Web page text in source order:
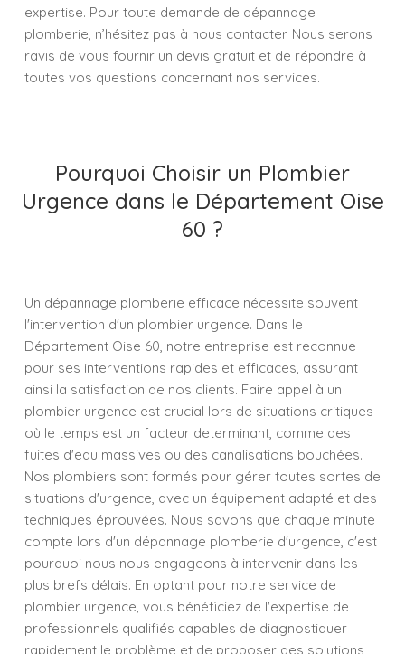
expertise. Pour toute demande de dépannage
plomberie, n’hésitez pas à nous contacter. Nous serons
ravis de vous fournir un devis gratuit et de répondre à
toutes vos questions concernant nos services.
Pourquoi Choisir un Plombier
Urgence dans le Département Oise
60 ?
Un dépannage plomberie efficace nécessite souvent
l'intervention d'un plombier urgence. Dans le
Département Oise 60, notre entreprise est reconnue
pour ses interventions rapides et efficaces, assurant
ainsi la satisfaction de nos clients. Faire appel à un
plombier urgence est crucial lors de situations critiques
où le temps est un facteur determinant, comme des
fuites d'eau massives ou des canalisations bouchées.
Nos plombiers sont formés pour gérer toutes sortes de
situations d'urgence, avec un équipement adapté et des
techniques éprouvées. Nous savons que chaque minute
compte lors d'un dépannage plomberie d'urgence, c'est
pourquoi nous nous engageons à intervenir dans les
plus brefs délais. En optant pour notre service de
plombier urgence, vous bénéficiez de l'expertise de
professionnels qualifiés capables de diagnostiquer
rapidement le problème et de proposer des solutions